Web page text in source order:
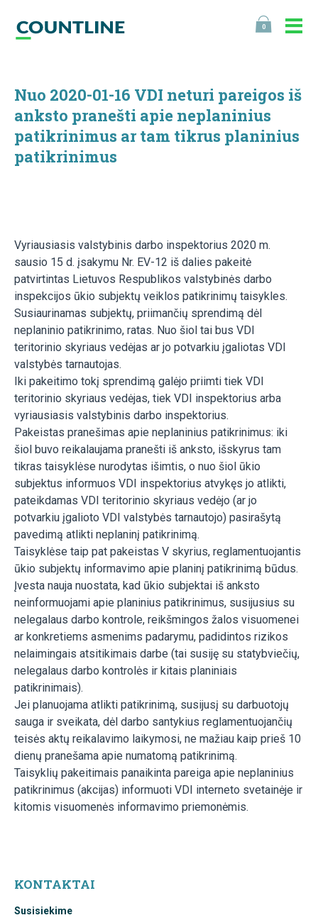
0
Nuo 2020-01-16 VDI neturi pareigos iš
anksto pranešti apie neplaninius
patikrinimus ar tam tikrus planinius
patikrinimus
Vyriausiasis valstybinis darbo inspektorius 2020 m.
sausio 15 d. įsakymu Nr. EV-12 iš dalies pakeitė
patvirtintas Lietuvos Respublikos valstybinės darbo
inspekcijos ūkio subjektų veiklos patikrinimų taisykles.
Susiaurinamas subjektų, priimančių sprendimą dėl
neplaninio patikrinimo, ratas. Nuo šiol tai bus VDI
teritorinio skyriaus vedėjas ar jo potvarkiu įgaliotas VDI
valstybės tarnautojas.
Iki pakeitimo tokį sprendimą galėjo priimti tiek VDI
teritorinio skyriaus vedėjas, tiek VDI inspektorius arba
vyriausiasis valstybinis darbo inspektorius.
Pakeistas pranešimas apie neplaninius patikrinimus: iki
šiol buvo reikalaujama pranešti iš anksto, išskyrus tam
tikras taisyklėse nurodytas išimtis, o nuo šiol ūkio
subjektus informuos VDI inspektorius atvykęs jo atlikti,
pateikdamas VDI teritorinio skyriaus vedėjo (ar jo
potvarkiu įgalioto VDI valstybės tarnautojo) pasirašytą
pavedimą atlikti neplaninį patikrinimą.
Taisyklėse taip pat pakeistas V skyrius, reglamentuojantis
ūkio subjektų informavimo apie planinį patikrinimą būdus.
Įvesta nauja nuostata, kad ūkio subjektai iš anksto
neinformuojami apie planinius patikrinimus, susijusius su
nelegalaus darbo kontrole, reikšmingos žalos visuomenei
ar konkretiems asmenims padarymu, padidintos rizikos
nelaimingais atsitikimais darbe (tai susiję su statybviečių,
nelegalaus darbo kontrolės ir kitais planiniais
patikrinimais).
Jei planuojama atlikti patikrinimą, susijusį su darbuotojų
sauga ir sveikata, dėl darbo santykius reglamentuojančių
teisės aktų reikalavimo laikymosi, ne mažiau kaip prieš 10
dienų pranešama apie numatomą patikrinimą.
Taisyklių pakeitimais panaikinta pareiga apie neplaninius
patikrinimus (akcijas) informuoti VDI interneto svetainėje ir
kitomis visuomenės informavimo priemonėmis.
KONTAKTAI
Susisiekime